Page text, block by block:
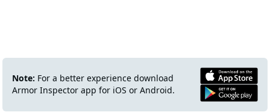
Note: For a better experience download
Armor Inspector app for iOS or Android.